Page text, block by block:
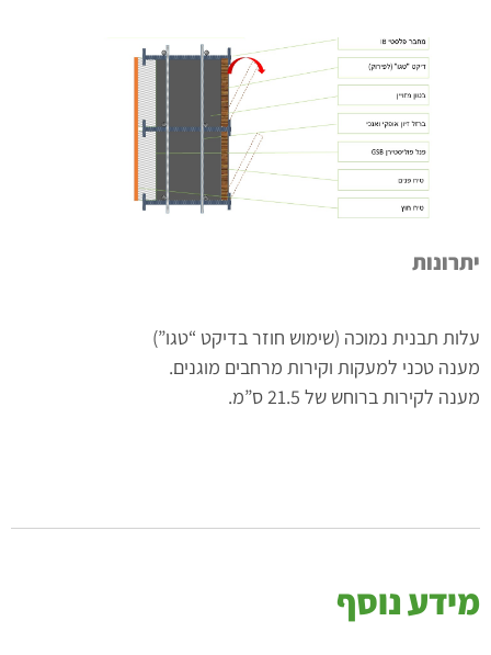
תבנית נמוכה (שימוש חוזר בדיקט “טגו”)
טכני למעקות וקירות מרחבים מוגנים.
לקירות ברוחש של 21.5 ס”מ.
נוסף